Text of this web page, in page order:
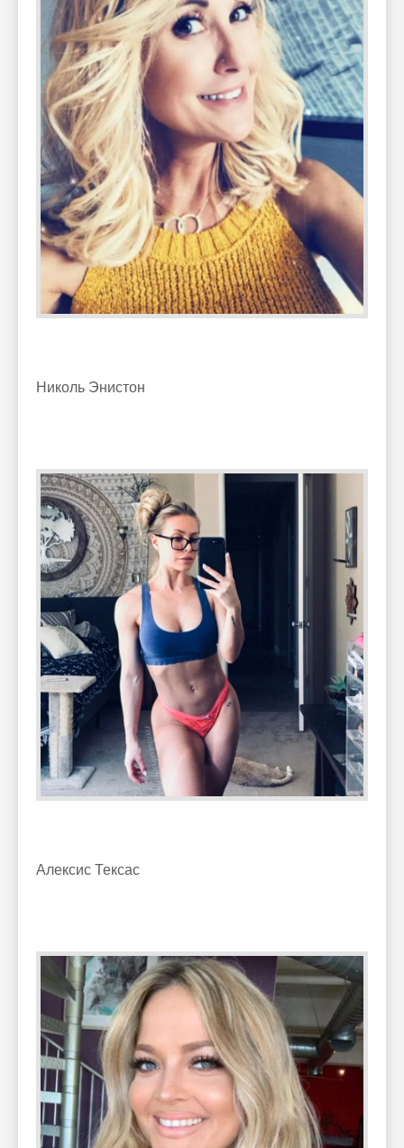
Николь Энистон
Алексис Тексас